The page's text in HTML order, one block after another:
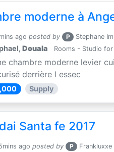
moderne à
ago posted by P Stephane
Douala Rooms - Studio for
chambre moderne levier
derrière l essec
Supply
Santa fe 2017
ago posted by P Frankluxxe